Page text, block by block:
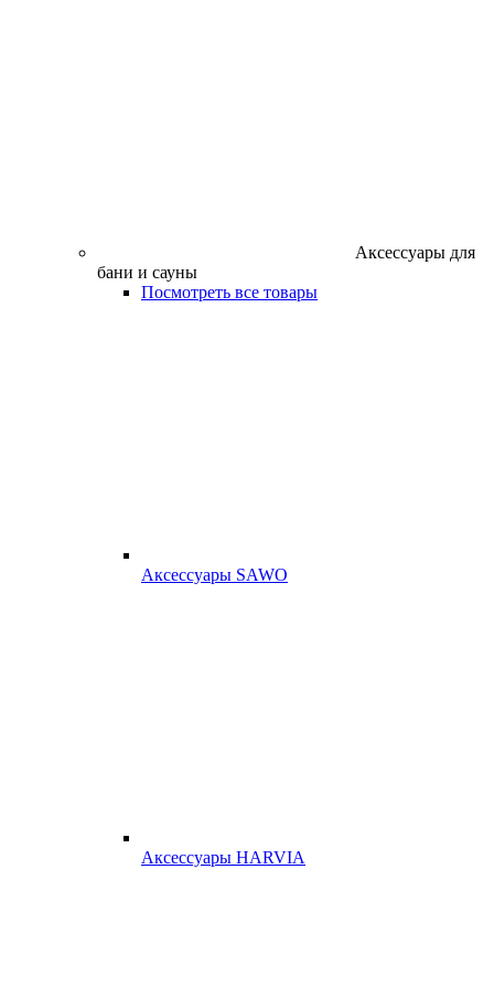
Аксессуары для
бани и сауны
Посмотреть все товары
Аксессуары SAWO
Аксессуары HARVIA